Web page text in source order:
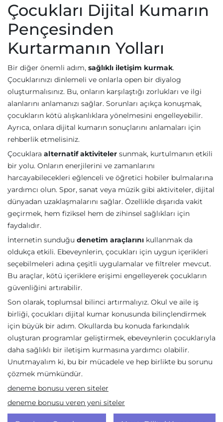
Çocukları Dijital Kumarın
Pençesinden
Kurtarmanın Yolları
Bir diğer önemli adım, sağlıklı iletişim kurmak.
Çocuklarınızı dinlemeli ve onlarla open bir diyalog
oluşturmalısınız. Bu, onların karşılaştığı zorlukları ve ilgi
alanlarını anlamanızı sağlar. Sorunları açıkça konuşmak,
çocukların kötü alışkanlıklara yönelmesini engelleyebilir.
Ayrıca, onlara dijital kumarın sonuçlarını anlamaları için
rehberlik etmelisiniz.
Çocuklara alternatif aktiviteler sunmak, kurtulmanın etkili
bir yolu. Onların enerjilerini ve zamanlarını
harcayabilecekleri eğlenceli ve öğretici hobiler bulmalarına
yardımcı olun. Spor, sanat veya müzik gibi aktiviteler, dijital
dünyadan uzaklaşmalarını sağlar. Özellikle dışarıda vakit
geçirmek, hem fiziksel hem de zihinsel sağlıkları için
faydalıdır.
İnternetin sunduğu denetim araçlarını kullanmak da
oldukça etkili. Ebeveynlerin, çocukları için uygun içerikleri
seçebilmeleri adına çeşitli uygulamalar ve filtreler mevcut.
Bu araçlar, kötü içeriklere erişimi engelleyerek çocukların
güvenliğini artırabilir.
Son olarak, toplumsal bilinci artırmalıyız. Okul ve aile iş
birliği, çocukları dijital kumar konusunda bilinçlendirmek
için büyük bir adım. Okullarda bu konuda farkındalık
oluşturan programlar geliştirmek, ebeveynlerin çocuklarıyla
daha sağlıklı bir iletişim kurmasına yardımcı olabilir.
Unutmayalım ki, bu bir mücadele ve hep birlikte bu sorunu
çözmek mümkündür.
deneme bonusu veren siteler
deneme bonusu veren yeni siteler